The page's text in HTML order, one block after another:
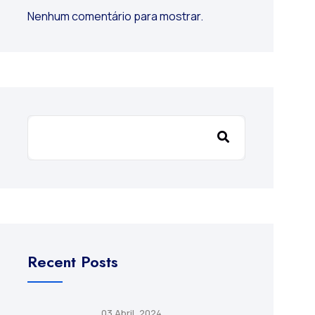
Nenhum comentário para mostrar.
Recent Posts